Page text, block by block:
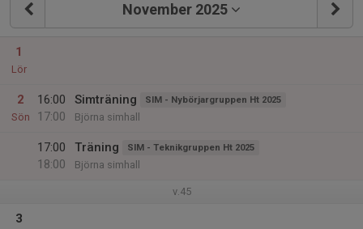
November 2025
1
Lör
2
Sön
16:00
17:00
Simträning SIM - Nybörjargruppen Ht 2025
Björna simhall
17:00
18:00
Träning SIM - Teknikgruppen Ht 2025
Björna simhall
v.45
3